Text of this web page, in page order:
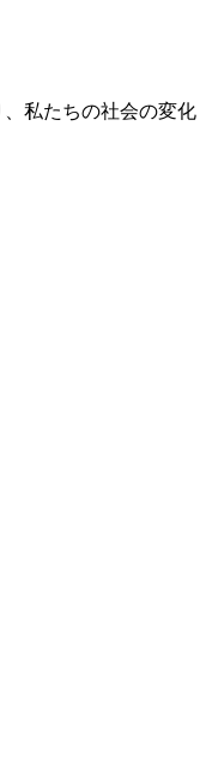
私たちの社会の変化